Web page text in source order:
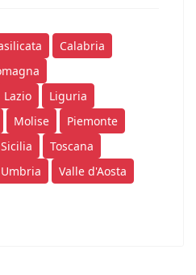
Calabria
Lazio
Liguria
Molise
Piemonte
Sicilia
Toscana
Umbria
Valle d'Aosta